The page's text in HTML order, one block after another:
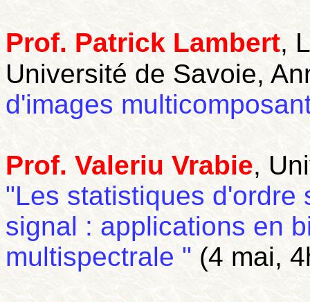
Prof. Patrick Lambert,
Université de Savoie,
d'images
Prof. Valeriu Vrabie,
"Les statistiques d'ordre
signal : applications en
multispectrale " (4 mai,